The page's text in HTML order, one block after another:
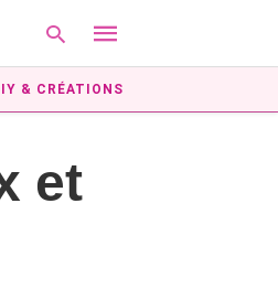
& CRÉATIONS
et